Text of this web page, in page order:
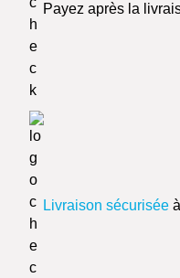
Payez après la
Livraison sécurisée